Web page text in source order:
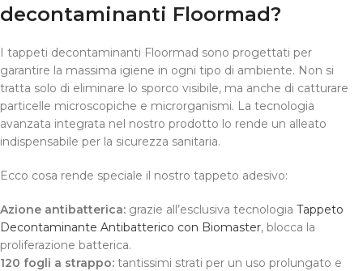
decontaminanti Floormad?
I tappeti decontaminanti Floormad sono progettati per
garantire la massima igiene in ogni tipo di ambiente. Non si
tratta solo di eliminare lo sporco visibile, ma anche di catturare
particelle microscopiche e microrganismi. La tecnologia
avanzata integrata nel nostro prodotto lo rende un alleato
indispensabile per la sicurezza sanitaria.
Ecco cosa rende speciale il nostro tappeto adesivo:
Azione antibatterica: grazie all’esclusiva tecnologia Tappeto
Decontaminante Antibatterico con Biomaster, blocca la
proliferazione batterica.
120 fogli a strappo: tantissimi strati per un uso prolungato e